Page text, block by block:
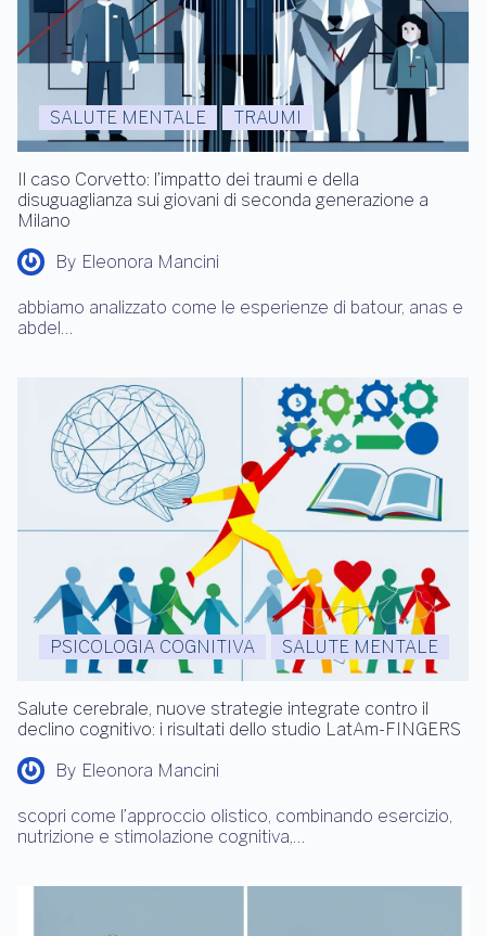
SALUTE MENTALE TRAUMI
Il caso Corvetto: l’impatto dei traumi e della
disuguaglianza sui giovani di seconda generazione a
Milano
By Eleonora Mancini
abbiamo analizzato come le esperienze di batour, anas e
abdel…
PSICOLOGIA COGNITIVA SALUTE MENTALE
Salute cerebrale, nuove strategie integrate contro il
declino cognitivo: i risultati dello studio LatAm-FINGERS
By Eleonora Mancini
scopri come l’approccio olistico, combinando esercizio,
nutrizione e stimolazione cognitiva,…